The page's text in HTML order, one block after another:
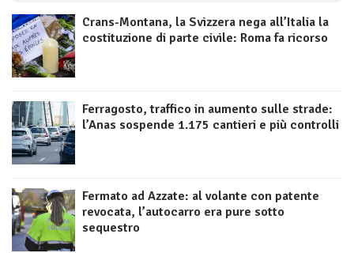
Crans-Montana, la Svizzera nega all’Italia la
costituzione di parte civile: Roma fa ricorso
Ferragosto, traffico in aumento sulle strade:
l’Anas sospende 1.175 cantieri e più controlli
Fermato ad Azzate: al volante con patente
revocata, l’autocarro era pure sotto
sequestro